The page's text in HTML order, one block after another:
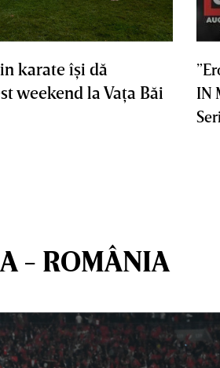
karate îşi dă
weekend la Vaţa Băi
IN
- ROMÂNIA